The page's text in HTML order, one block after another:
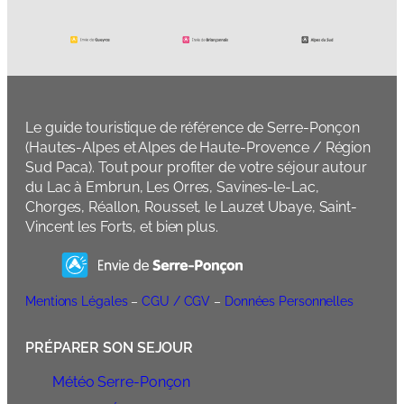
Le guide touristique de référence de Serre-Ponçon
(Hautes-Alpes et Alpes de Haute-Provence / Région
Sud Paca). Tout pour profiter de votre séjour autour
du Lac à Embrun, Les Orres, Savines-le-Lac,
Chorges, Réallon, Rousset, le Lauzet Ubaye, Saint-
Vincent les Forts, et bien plus.
Mentions Légales–CGU / CGV – Données Personnelles
PRÉPARER SON SEJOUR
Météo Serre-Ponçon